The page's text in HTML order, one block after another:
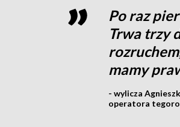
Po raz
Trwa trzy
mamy
- wylicza
operatora